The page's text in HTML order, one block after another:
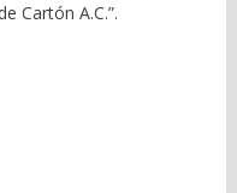
Cartón A.C.”.